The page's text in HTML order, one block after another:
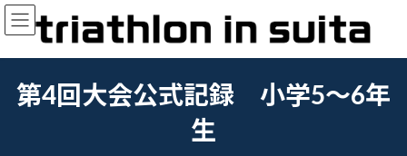
コ
ン
ン
ナ
ビ
ー
第4回大会公式記録 小学5～6年
生